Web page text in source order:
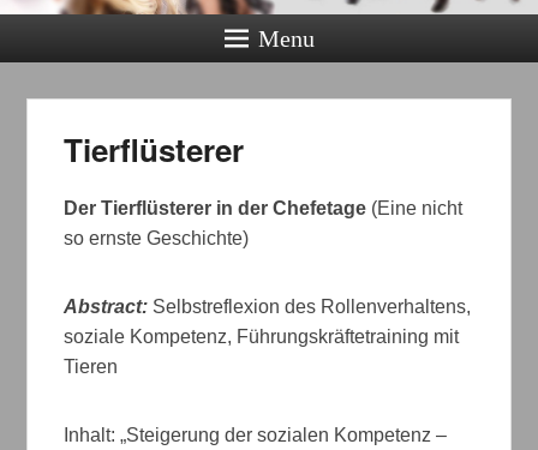
Menu
Tierflüsterer
Der Tierflüsterer in der Chefetage (Eine nicht
so ernste Geschichte)
Abstract: Selbstreflexion des Rollenverhaltens,
soziale Kompetenz, Führungskräftetraining mit
Tieren
Inhalt: „Steigerung der sozialen Kompetenz –